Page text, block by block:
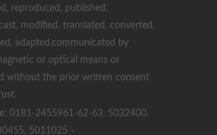
reproduced, published,
modified, translated, converted,
adapted,communicated by
or optical means or
without the prior written consent
0181-2455961-62-63, 5032400,
5011025 ·